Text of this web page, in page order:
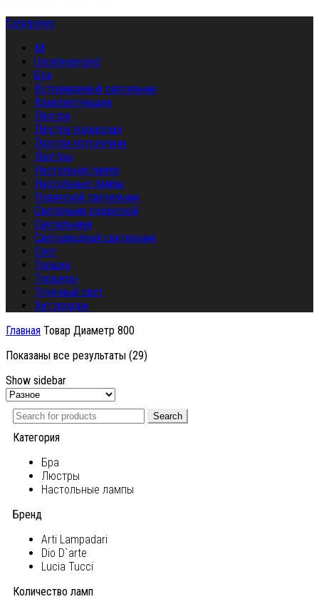
Categories
All
Uncategorized
Бра
Встраиваемый светильник
Комплектующие
Люстра
Люстра подвесная
Люстра потолочная
Люстры
Настольная лампа
Настольные лампы
Подвесной светильник
Светильник подвесной
Светильники
Светодиодный светильник
Спот
Торшер
Торшеры
Точечный свет
Хит продаж
Главная Товар Диаметр 800
Показаны все результаты (29)
Show sidebar
Search
Категория
Бра
Люстры
Настольные лампы
Бренд
Arti Lampadari
Dio D`arte
Lucia Tucci
Количество ламп